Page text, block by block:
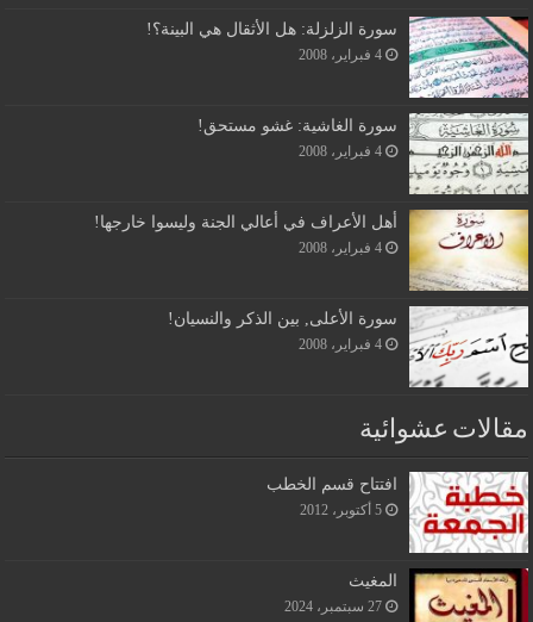
سورة الزلزلة: هل الأثقال هي البينة؟!
4 فبراير، 2008
سورة الغاشية: غشو مستحق!
4 فبراير، 2008
أهل الأعراف في أعالي الجنة وليسوا خارجها!
4 فبراير، 2008
سورة الأعلى, بين الذكر والنسيان!
4 فبراير، 2008
مقالات عشوائية
افتتاح قسم الخطب
5 أكتوبر، 2012
المغيث
27 سبتمبر، 2024